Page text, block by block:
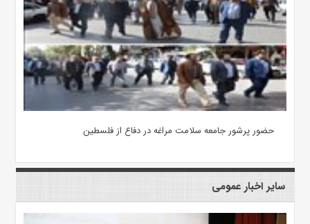
حضور پرشور جامعه سلامت مراغه در دفاع از فلسطین
سایر اخبار عمومی